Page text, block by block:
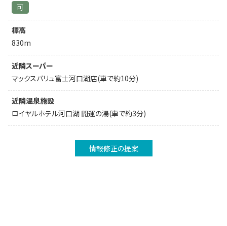
可
標高
830m
近隣スーパー
マックスバリュ富士河口湖店(車で約10分)
近隣温泉施設
ロイヤルホテル河口湖 開運の湯(車で約3分)
情報修正の提案